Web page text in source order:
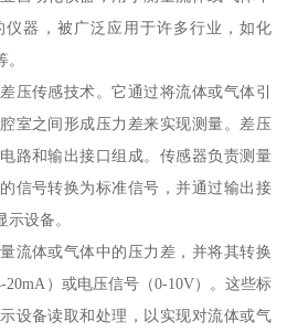
器，被广泛应用于许多行业，如化
压传感技术。它通过将流体或气体引
室之间形成压力差来实现测量。差压
路和输出接口组成。传感器负责测量
信号转换为标准信号，并通过输出接
设备。
流体或气体中的压力差，并将其转换
）或电压信号（0-10V）。这些标
设备读取和处理，以实现对流体或气